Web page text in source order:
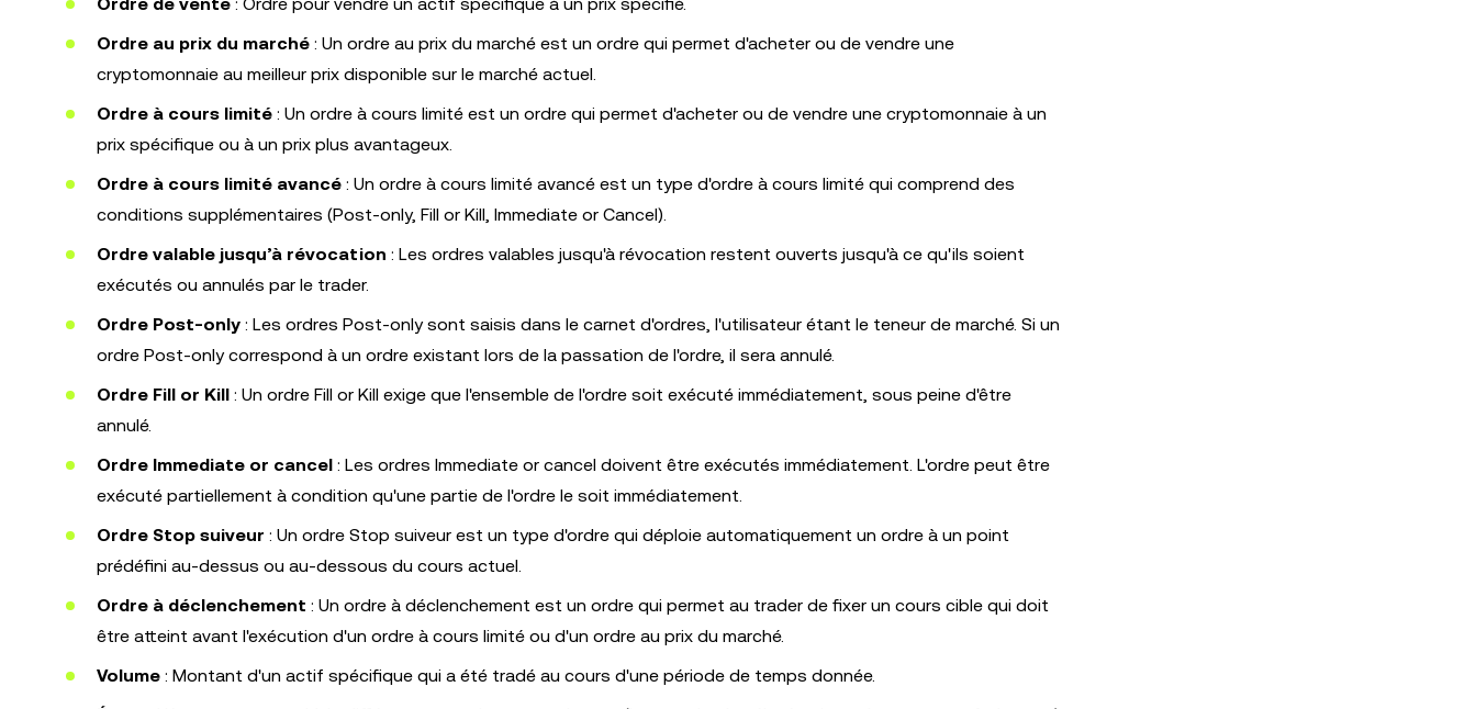
Ordre au prix du marché : Un ordre au prix du marché est un ordre qui permet d'acheter ou de vendre une
cryptomonnaie au meilleur prix disponible sur le marché actuel.
Ordre à cours limité : Un ordre à cours limité est un ordre qui permet d'acheter ou de vendre une cryptomonnaie à un
prix spécifique ou à un prix plus avantageux.
Ordre à cours limité avancé : Un ordre à cours limité avancé est un type d'ordre à cours limité qui comprend des
conditions supplémentaires (Post-only, Fill or Kill, Immediate or Cancel).
Ordre valable jusqu’à révocation : Les ordres valables jusqu'à révocation restent ouverts jusqu'à ce qu'ils soient
exécutés ou annulés par le trader.
Ordre Post-only : Les ordres Post-only sont saisis dans le carnet d'ordres, l'utilisateur étant le teneur de marché. Si un
ordre Post-only correspond à un ordre existant lors de la passation de l'ordre, il sera annulé.
Ordre Fill or Kill : Un ordre Fill or Kill exige que l'ensemble de l'ordre soit exécuté immédiatement, sous peine d'être
annulé.
Ordre Immediate or cancel : Les ordres Immediate or cancel doivent être exécutés immédiatement. L'ordre peut être
exécuté partiellement à condition qu'une partie de l'ordre le soit immédiatement.
Ordre Stop suiveur : Un ordre Stop suiveur est un type d'ordre qui déploie automatiquement un ordre à un point
prédéfini au-dessus ou au-dessous du cours actuel.
Ordre à déclenchement : Un ordre à déclenchement est un ordre qui permet au trader de fixer un cours cible qui doit
être atteint avant l'exécution d'un ordre à cours limité ou d'un ordre au prix du marché.
Volume : Montant d'un actif spécifique qui a été tradé au cours d'une période de temps donnée.